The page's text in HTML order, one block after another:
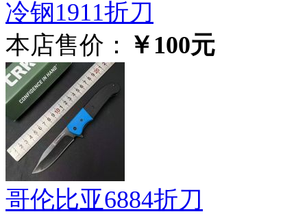
冷钢1911折刀
本店售价： ￥100元
哥伦比亚6884折刀